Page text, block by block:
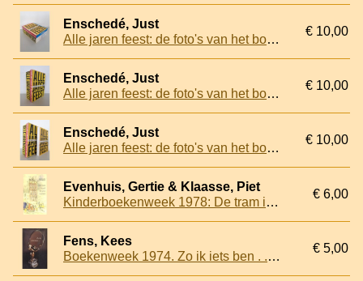
Enschedé, Just
Alle jaren feest: de foto's van het boekenbal
€ 10,00
Enschedé, Just
Alle jaren feest: de foto's van het boekenbal
€ 10,00
Enschedé, Just
Alle jaren feest: de foto's van het boekenbal
€ 10,00
Evenhuis, Gertie & Klaasse, Piet
Kinderboekenweek 1978: De tram is geel het gras is groen
€ 6,00
Fens, Kees
Boekenweek 1974. Zo ik iets ben . . . Louis Couperus in eigen woorden
€ 5,00